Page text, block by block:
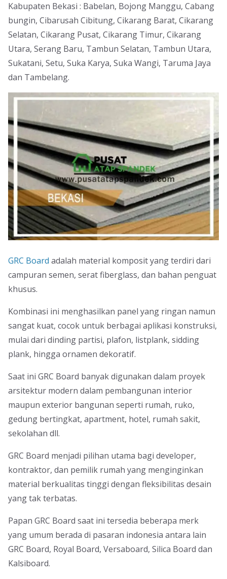
Kabupaten Bekasi : Babelan, Bojong Manggu, Cabang
bungin, Cibarusah Cibitung, Cikarang Barat, Cikarang
Selatan, Cikarang Pusat, Cikarang Timur, Cikarang
Utara, Serang Baru, Tambun Selatan, Tambun Utara,
Sukatani, Setu, Suka Karya, Suka Wangi, Taruma Jaya
dan Tambelang.
GRC Board adalah material komposit yang terdiri dari
campuran semen, serat fiberglass, dan bahan penguat
khusus.
Kombinasi ini menghasilkan panel yang ringan namun
sangat kuat, cocok untuk berbagai aplikasi konstruksi,
mulai dari dinding partisi, plafon, listplank, sidding
plank, hingga ornamen dekoratif.
Saat ini GRC Board banyak digunakan dalam proyek
arsitektur modern dalam pembangunan interior
maupun exterior bangunan seperti rumah, ruko,
gedung bertingkat, apartment, hotel, rumah sakit,
sekolahan dll.
GRC Board menjadi pilihan utama bagi developer,
kontraktor, dan pemilik rumah yang menginginkan
material berkualitas tinggi dengan fleksibilitas desain
yang tak terbatas.
Papan GRC Board saat ini tersedia beberapa merk
yang umum berada di pasaran indonesia antara lain
GRC Board, Royal Board, Versaboard, Silica Board dan
Kalsiboard.